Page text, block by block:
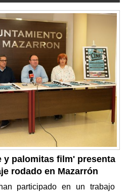
y palomitas film' presenta
rodado en Mazarrón
participado en un trabajo